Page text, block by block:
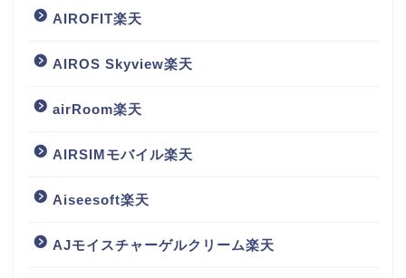
AIROFIT楽天
AIROS Skyview楽天
airRoom楽天
AIRSIMモバイル楽天
Aiseesoft楽天
AJモイスチャーゲルクリーム楽天